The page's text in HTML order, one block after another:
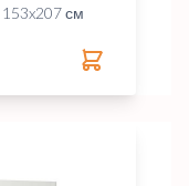
153x207 см